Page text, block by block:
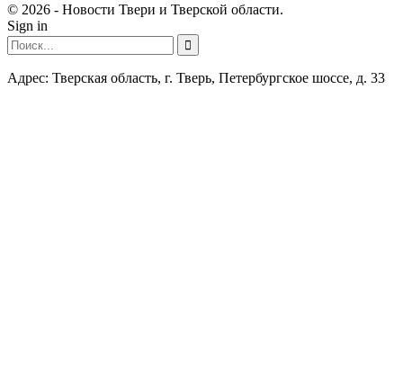
© 2026 - Новости Твери и Тверской области.
Sign in
Адрес: Тверская область, г. Тверь, Петербургское шоссе, д. 33